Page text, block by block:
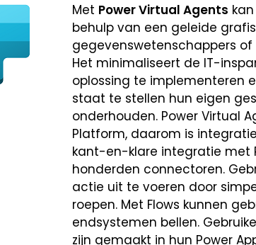
Met Power Virtual Agents
behulp van een geleide
gegevenswetenschappers of
Het minimaliseert de IT-
oplossing te implementeren
staat te stellen hun eigen
onderhouden. Power Virtual
Platform, daarom is
kant-en-klare integratie met
honderden connectoren.
actie uit te voeren door
roepen. Met Flows kunnen
endsystemen bellen.
zijn gemaakt in hun Power